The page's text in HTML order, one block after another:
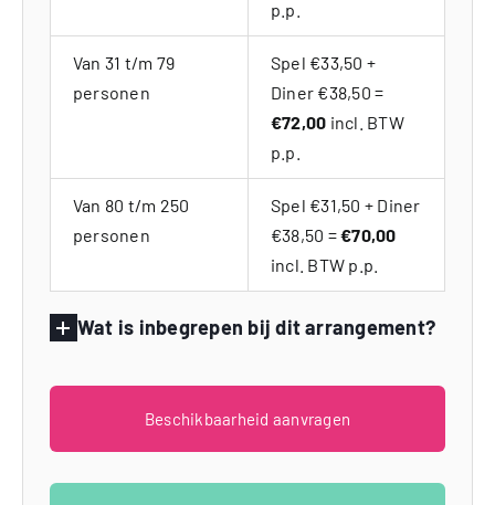
p.p.
Van 31 t/m 79
personen
Spel €33,50 +
Diner €38,50 =
€72,00 incl. BTW
p.p.
Van 80 t/m 250
personen
Spel €31,50 + Diner
€38,50 =€70,00
incl. BTW p.p.
Wat is inbegrepen bij dit arrangement?
Beschikbaarheid aanvragen